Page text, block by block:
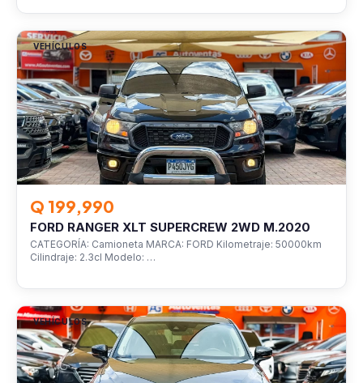
VEHÍCULOS
Q 199,990
FORD RANGER XLT SUPERCREW 2WD M.2020
CATEGORÍA: Camioneta MARCA: FORD Kilometraje: 50000km
Cilindraje: 2.3cl Modelo: …
VEHÍCULOS